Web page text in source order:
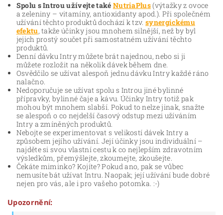
Spolu s Introu užívejte také NutriaPlus(výtažky z ovoce
a zeleniny – vitamíny, antioxidanty apod.). Při společném
užívání těchto produktů dochází k tzv.synergickému
efektu, takže účinky jsou mnohem silnější, než by byl
jejich prostý součet při samostatném užívání těchto
produktů.
Denní dávku Intry můžete brát najednou, nebo si ji
můžete rozložit na několik dávek během dne.
Osvědčilo se užívat alespoň jednu dávku Intry každé ráno
nalačno.
Nedoporučuje se užívat spolu s Introu jiné bylinné
přípravky, bylinné čaje a kávu. Účinky Intry totiž pak
mohou být mnohem slabší. Pokud to nelze jinak, snažte
se alespoň o co nejdelší časový odstup mezi užíváním
Intry a zmíněných produktů.
Nebojte se experimentovat s velikostí dávek Intry a
způsobem jejího užívání. Její účinky jsou individuální –
najděte si svou vlastní cestu k co nejlepším zdravotním
výsledkům, přemýšlejte, zkoumejte, zkoušejte.
Čekáte miminko? Kojíte? Pokud ano, pak se vůbec
nemusíte bát užívat Intru. Naopak; její užívání bude dobré
nejen pro vás, ale i pro vašeho potomka. :-)
Upozornění: